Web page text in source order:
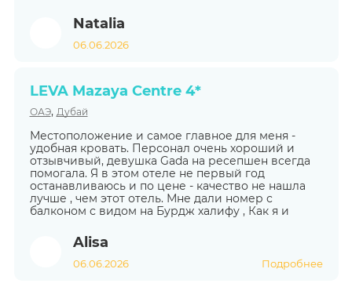
Natalia
06.06.2026
LEVA Mazaya Centre 4*
ОАЭ, Дубай
Местоположение и самое главное для меня -
удобная кровать. Персонал очень хороший и
отзывчивый, девушка Gada на ресепшен всегда
помогала. Я в этом отеле не первый год
останавливаюсь и по цене - качество не нашла
лучше , чем этот отель. Мне дали номер с
балконом с видом на Бурдж халифу , Как я и
Alisa
06.06.2026 Подробнее